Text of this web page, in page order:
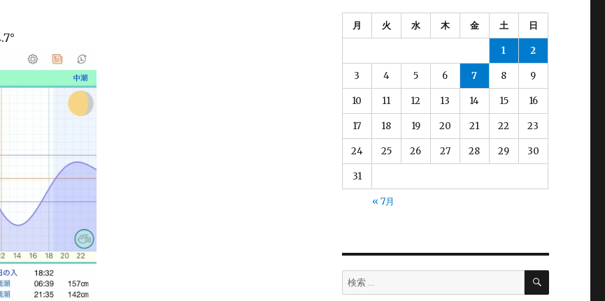
月 火 水 木 金 土 日
1 2
3 4 5 6 7 8 9
10 11 12 13 14 15 16
17 18 19 20 21 22 23
24 25 26 27 28 29 30
31
« 7月
検
索:
検